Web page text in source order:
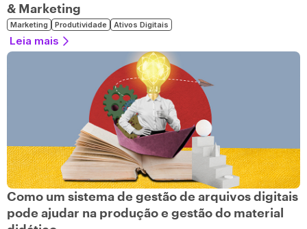
& Marketing
Marketing Produtividade Ativos Digitais
Leia mais
Como um sistema de gestão de arquivos digitais
pode ajudar na produção e gestão do material